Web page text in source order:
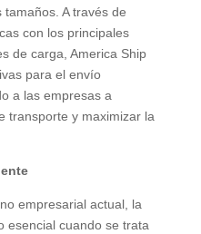
A través de
con los principales
de carga, America Ship
para el envío
a las empresas a
transporte y maximizar la
empresarial actual, la
esencial cuando se trata